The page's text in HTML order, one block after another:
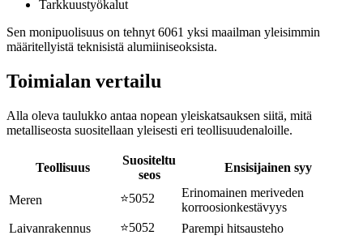
Tarkkuustyökalut
Sen monipuolisuus on tehnyt 6061 yksi maailman yleisimmin
määritellyistä teknisistä alumiiniseoksista.
Toimialan vertailu
Alla oleva taulukko antaa nopean yleiskatsauksen siitä, mitä
metalliseosta suositellaan yleisesti eri teollisuudenaloille.
Teollisuus
Suositeltu
seos
Ensisijainen syy
Meren ⭐5052
Erinomainen meriveden
korroosionkestävyys
Laivanrakennus
⭐5052
Parempi hitsausteho